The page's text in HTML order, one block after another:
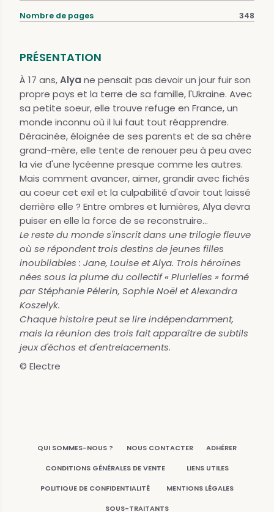
Nombre de pages 348
PRÉSENTATION
À 17 ans,Alya ne pensait pas devoir un jour fuir son
propre pays et la terre de sa famille, l'Ukraine. Avec
sa petite soeur, elle trouve refuge en France, un
monde inconnu où il lui faut tout réapprendre.
Déracinée, éloignée de ses parents et de sa chère
grand-mère, elle tente de renouer peu à peu avec
la vie d'une lycéenne presque comme les autres.
Mais comment avancer, aimer, grandir avec fichés
au coeur cet exil et la culpabilité d'avoir tout laissé
derrière elle ? Entre ombres et lumières, Alya devra
puiser en elle la force de se reconstruire...
Le reste du monde s'inscrit dans une trilogie fleuve
où se répondent trois destins de jeunes filles
inoubliables : Jane, Louise et Alya. Trois héroïnes
nées sous la plume du collectif « Plurielles » formé
par Stéphanie Pélerin, Sophie Noël et Alexandra
Koszelyk.
Chaque histoire peut se lire indépendamment,
mais la réunion des trois fait apparaître de subtils
jeux d'échos et d'entrelacements.
© Electre
QUI SOMMES-NOUS ? NOUS CONTACTER ADHÉRER
CONDITIONS GÉNÉRALES DE VENTE LIENS UTILES
POLITIQUE DE CONFIDENTIALITÉ MENTIONS LÉGALES
SOUS-TRAITANTS